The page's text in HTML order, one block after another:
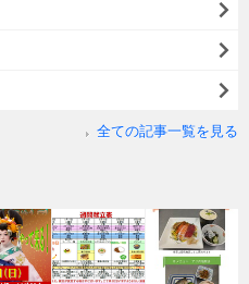
全ての記事一覧を見る